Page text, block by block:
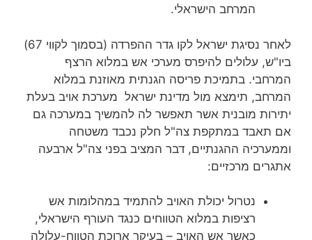
המרחב הישראלי.
לאחר נסיגת ישראל לקו גדר ההפרדה (בסמוך לקווי 67)
ביו"ש, עלולים להיפרס מערכי אש במלוא הרצף
המרחבי. בתמיכת פריסה הגנתית מאוזנת במלוא
המרחב, תימצא מול מדינת ישראל מערכת אויב בעלת
יתירות מובנית אשר תאפשר לה להמשיך במערכה גם
אם תאבד במתקפת צה"ל חלק נכבד משטחה
וממערכיה ההגנתיים, דבר המציב בפני צה"ל ארבעה
אתגרים מרכזיים:
נטרול יכולת האויב להתמיד במהלומות אש
רציפות במלוא הטווחים כנגד העורף הישראלי,
כאשר אש האויב – בעיקר ארוכת הטווח-עלולה